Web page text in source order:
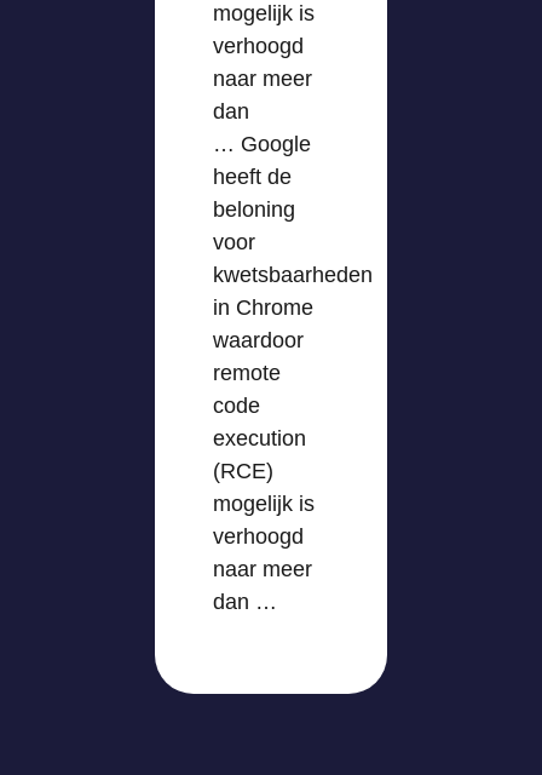
mogelijk is
verhoogd
naar meer
dan
… Google
heeft de
beloning
voor
kwetsbaarheden
in Chrome
waardoor
remote
code
execution
(RCE)
mogelijk is
verhoogd
naar meer
dan …